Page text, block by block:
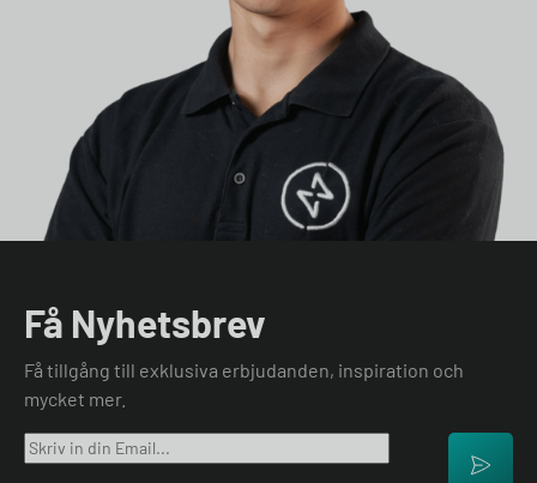
Få Nyhetsbrev
Få tillgång till exklusiva erbjudanden, inspiration och
mycket mer.